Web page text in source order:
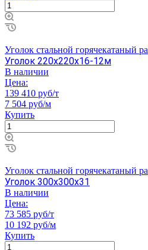
Уголок стальной горячекатаный
Уголок 220х220х16-12м
В наличии
Цена:
139 410 руб/т
7 504 руб/м
Купить
Уголок стальной горячекатаный
Уголок 300х300х31
В наличии
Цена:
73 585 руб/т
10 192 руб/м
Купить